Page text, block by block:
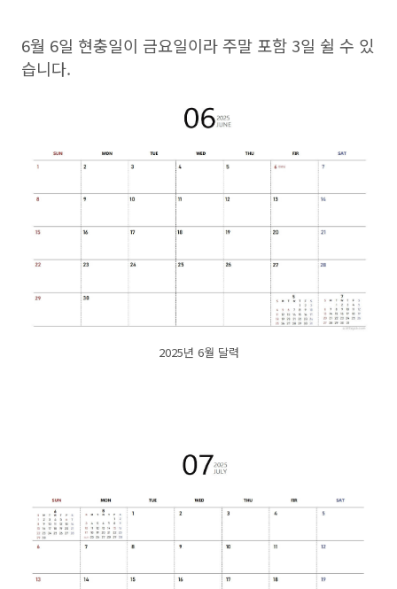
6월 6일 현충일이 금요일이라 주말 포함 3일 쉴 수 있
습니다.
2025년 6월 달력